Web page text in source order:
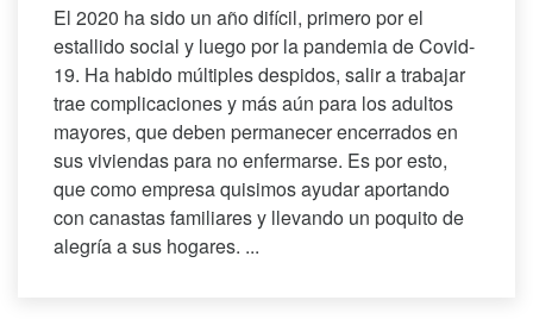
El 2020 ha sido un año difícil, primero por el
estallido social y luego por la pandemia de Covid-
19. Ha habido múltiples despidos, salir a trabajar
trae complicaciones y más aún para los adultos
mayores, que deben permanecer encerrados en
sus viviendas para no enfermarse. Es por esto,
que como empresa quisimos ayudar aportando
con canastas familiares y llevando un poquito de
alegría a sus hogares. ...